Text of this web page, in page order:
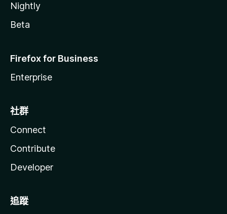
Nightly
Beta
Firefox for Business
Enterprise
社群
Connect
Contribute
Developer
追蹤